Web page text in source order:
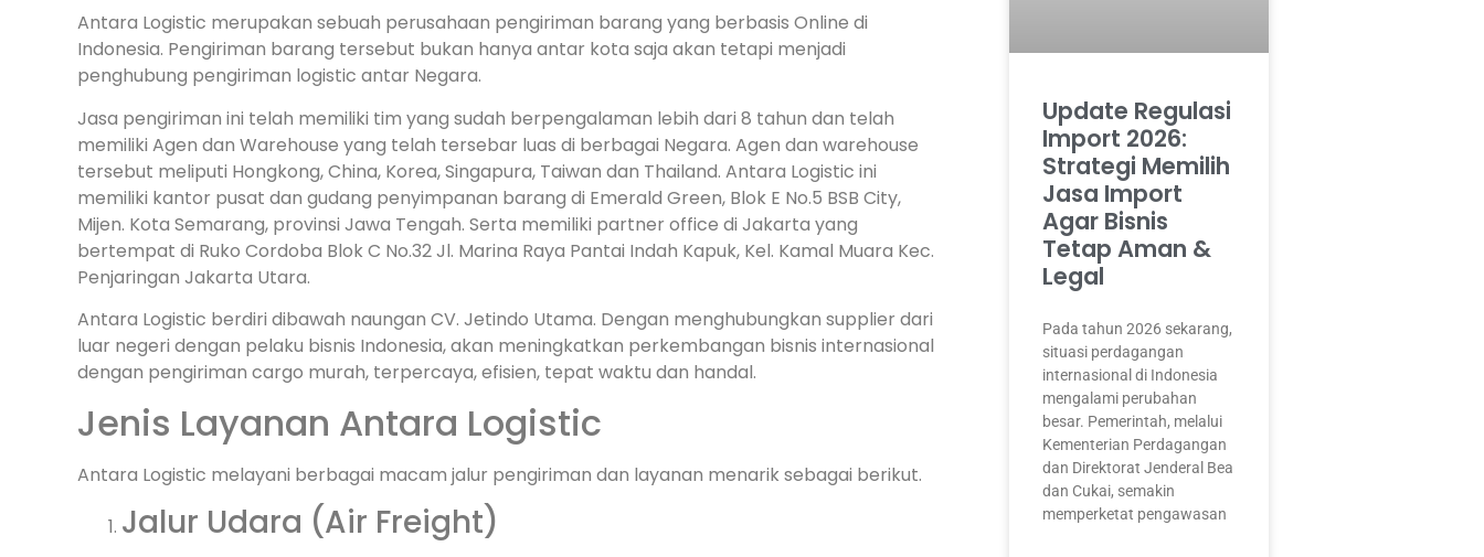
Antara Logistic merupakan sebuah perusahaan pengiriman barang yang berbasis Online di
Indonesia. Pengiriman barang tersebut bukan hanya antar kota saja akan tetapi menjadi
penghubung pengiriman logistic antar Negara.
Jasa pengiriman ini telah memiliki tim yang sudah berpengalaman lebih dari 8 tahun dan telah
memiliki Agen dan Warehouse yang telah tersebar luas di berbagai Negara. Agen dan warehouse
tersebut meliputi Hongkong, China, Korea, Singapura, Taiwan dan Thailand. Antara Logistic ini
memiliki kantor pusat dan gudang penyimpanan barang di Emerald Green, Blok E No.5 BSB City,
Mijen. Kota Semarang, provinsi Jawa Tengah. Serta memiliki partner office di Jakarta yang
bertempat di Ruko Cordoba Blok C No.32 Jl. Marina Raya Pantai Indah Kapuk, Kel. Kamal Muara Kec.
Penjaringan Jakarta Utara.
Antara Logistic berdiri dibawah naungan CV. Jetindo Utama. Dengan menghubungkan supplier dari
luar negeri dengan pelaku bisnis Indonesia, akan meningkatkan perkembangan bisnis internasional
dengan pengiriman cargo murah, terpercaya, efisien, tepat waktu dan handal.
Jenis Layanan Antara Logistic
Antara Logistic melayani berbagai macam jalur pengiriman dan layanan menarik sebagai berikut.
Jalur Udara (Air Freight)
Update Regulasi
Import 2026:
Strategi Memilih
Jasa Import
Agar Bisnis
Tetap Aman &
Legal
Pada tahun 2026 sekarang,
situasi perdagangan
internasional di Indonesia
mengalami perubahan
besar. Pemerintah, melalui
Kementerian Perdagangan
dan Direktorat Jenderal Bea
dan Cukai, semakin
memperketat pengawasan